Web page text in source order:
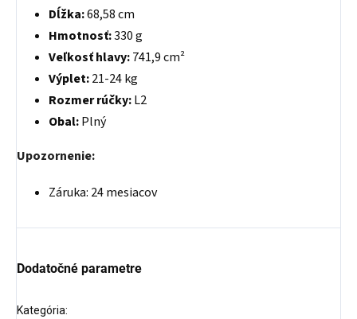
Dĺžka:68,58 cm
Hmotnosť:330 g
Veľkosť hlavy:741,9 cm²
Výplet:21-24 kg
Rozmer rúčky:L2
Obal:Plný
Upozornenie:
Záruka: 24 mesiacov
Dodatočné parametre
Kategória: